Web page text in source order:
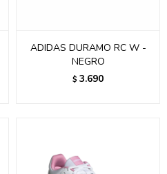
ADIDAS DURAMO RC W -
NEGRO
$ 3.690